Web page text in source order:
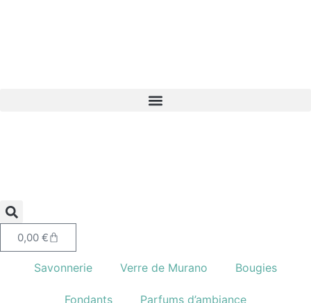
0,00 €
Savonnerie Verre de Murano Bougies
Fondants Parfums d’ambiance